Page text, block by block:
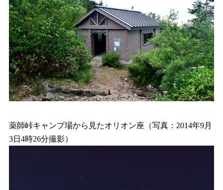
薬師峠キャンプ場から見たオリオン座（写真：2014年9月
3日4時26分撮影）